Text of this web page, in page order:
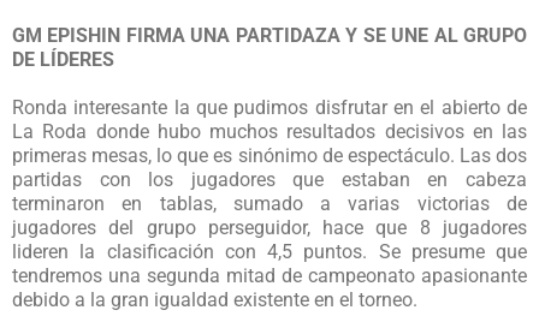
GM EPISHIN FIRMA UNA PARTIDAZA Y SE UNE AL GRUPO
DE LÍDERES
Ronda interesante la que pudimos disfrutar en el abierto de
La Roda donde hubo muchos resultados decisivos en las
primeras mesas, lo que es sinónimo de espectáculo. Las dos
partidas con los jugadores que estaban en cabeza
terminaron en tablas, sumado a varias victorias de
jugadores del grupo perseguidor, hace que 8 jugadores
lideren la clasificación con 4,5 puntos. Se presume que
tendremos una segunda mitad de campeonato apasionante
debido a la gran igualdad existente en el torneo.